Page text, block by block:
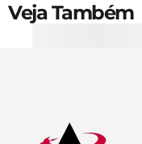
Veja Também